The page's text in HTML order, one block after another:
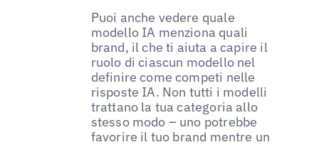
Puoi anche vedere quale
modello IA menziona quali
brand, il che ti aiuta a capire il
ruolo di ciascun modello nel
definire come competi nelle
risposte IA. Non tutti i modelli
trattano la tua categoria allo
stesso modo – uno potrebbe
favorire il tuo brand mentre un